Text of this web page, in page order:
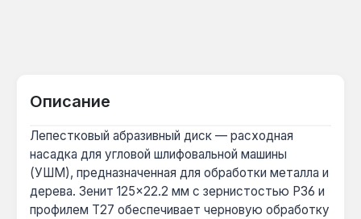
Описание
Лепестковый абразивный диск — расходная
насадка для угловой шлифовальной машины
(УШМ), предназначенная для обработки металла и
дерева. Зенит 125×22.2 мм с зернистостью Р36 и
профилем Т27 обеспечивает черновую обработку